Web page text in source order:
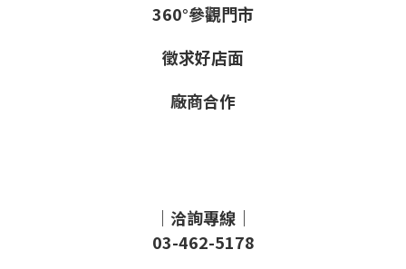
360°參觀門市
徵求好店面
廠商合作
｜洽詢專線｜
03-462-5178